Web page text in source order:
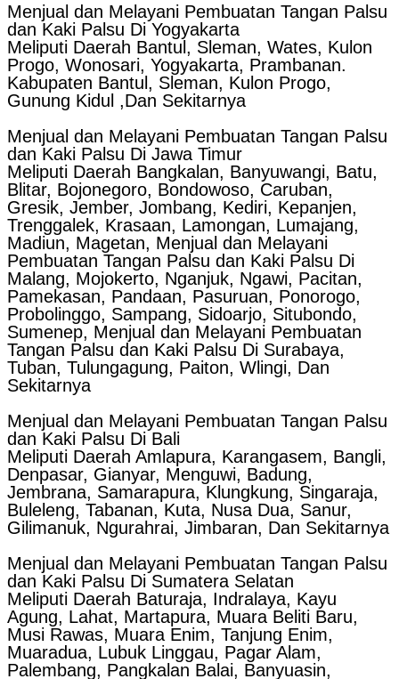
Menjual dan Melayani Pembuatan Tangan Palsu
dan Kaki Palsu Di Yogyakarta
Meliputi Daerah Bantul, Sleman, Wates, Kulon
Progo, Wonosari, Yogyakarta, Prambanan.
Kabupaten Bantul, Sleman, Kulon Progo,
Gunung Kidul ,Dan Sekitarnya
Menjual dan Melayani Pembuatan Tangan Palsu
dan Kaki Palsu Di Jawa Timur
Meliputi Daerah Bangkalan, Banyuwangi, Batu,
Blitar, Bojonegoro, Bondowoso, Caruban,
Gresik, Jember, Jombang, Kediri, Kepanjen,
Trenggalek, Krasaan, Lamongan, Lumajang,
Madiun, Magetan, Menjual dan Melayani
Pembuatan Tangan Palsu dan Kaki Palsu Di
Malang, Mojokerto, Nganjuk, Ngawi, Pacitan,
Pamekasan, Pandaan, Pasuruan, Ponorogo,
Probolinggo, Sampang, Sidoarjo, Situbondo,
Sumenep, Menjual dan Melayani Pembuatan
Tangan Palsu dan Kaki Palsu Di Surabaya,
Tuban, Tulungagung, Paiton, Wlingi, Dan
Sekitarnya
Menjual dan Melayani Pembuatan Tangan Palsu
dan Kaki Palsu Di Bali
Meliputi Daerah Amlapura, Karangasem, Bangli,
Denpasar, Gianyar, Menguwi, Badung,
Jembrana, Samarapura, Klungkung, Singaraja,
Buleleng, Tabanan, Kuta, Nusa Dua, Sanur,
Gilimanuk, Ngurahrai, Jimbaran, Dan Sekitarnya
Menjual dan Melayani Pembuatan Tangan Palsu
dan Kaki Palsu Di Sumatera Selatan
Meliputi Daerah Baturaja, Indralaya, Kayu
Agung, Lahat, Martapura, Muara Beliti Baru,
Musi Rawas, Muara Enim, Tanjung Enim,
Muaradua, Lubuk Linggau, Pagar Alam,
Palembang, Pangkalan Balai, Banyuasin,